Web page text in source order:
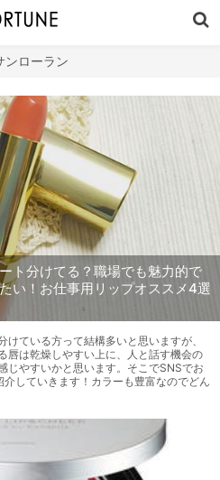
ンローラン
ト分けてる？職場でも魅力的で
い！お仕事用リップオススメ4選
ている方って結構多いと思いますが、
唇は乾燥しやすい上に、人と話す機会の
じやすいかと思います。そこでSNSでお
していきます！カラーも豊富なのでどん